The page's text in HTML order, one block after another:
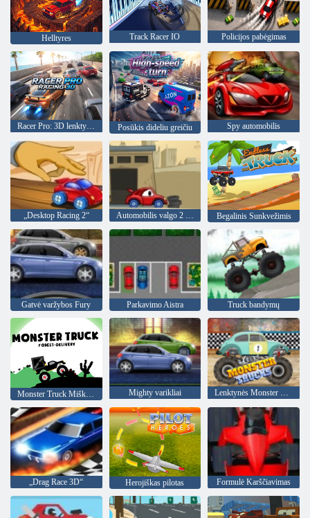
Helltyres Track Racer IO Policijos pabėgimas
Racer Pro: 3D lenktynės Posūkis dideliu greičiu Spy automobilis
„Desktop Racing 2“ Automobilis valgo 2 automobilį Begalinis Sunkvežimis
Gatvė varžybos Fury Parkavimo Aistra Truck bandymų
Mighty varikliai Lenktynės Monster Trucks
„Drag Race 3D“ Herojiškas pilotas Formulė Karščiavimas